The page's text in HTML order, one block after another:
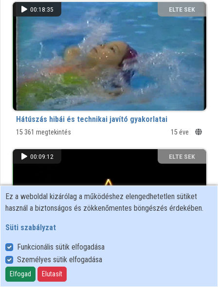
Közreműködők
Megjelenés:világos
00:18:35
ELTE SEK
Hátúszás hibái és technikai javító gyakorlatai
15 361 megtekintés 15 éve
00:09:12
ELTE SEK
A labdarúgás oktatása - 1.
A belső rúgás
Ez a weboldal kizárólag a működéshez elengedhetetlen sütiket
használ a biztonságos és zökkenőmentes böngészés érdekében.
Süti szabályzat
Funkcionális sütik elfogadása
Személyes sütik elfogadása
Elfogad Elutasít